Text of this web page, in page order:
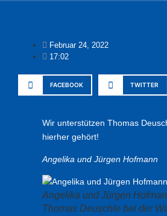
Februar 24, 2022
17:02
FACEBOOK TWITTER
Wir unterstützen Thomas
hierher gehört!
Angelika und Jürgen Hofmann
Angelika und Jürgen
Thomas Deuschle bei der